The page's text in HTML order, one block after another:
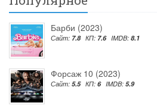
Барби (2023)
Сайт: 7.8 КП: 7.6 IMDB: 8.1
Форсаж 10 (2023)
Сайт: 5.5 КП: 6 IMDB: 5.9